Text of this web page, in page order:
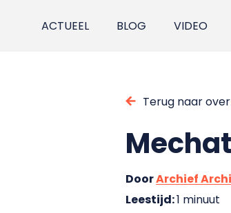
ACTUEEL BLOG VIDEO
Terug naar
DoorArchief
Leestijd:1 minuut